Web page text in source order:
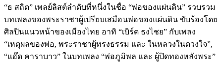
“ธ สถิต” เพลย์ลิสต์ลำดับที่หนึ่งในชื่อ “พ่อของแผ่นดิน” รวบรวม
บทเพลงของพระราชาผู้เปรียบเสมือนพ่อของแผ่นดิน ขับร้องโดย
ศิลปินแนวหน้าของเมืองไทย อาทิ “เบิร์ด ธงไชย” กับเพลง
“เหตุผลของพ่อ, พระราชาผู้ทรงธรรม และ ในหลวงในดวงใจ”,
“แอ๊ด คาราบาว” ในบทเพลง “พ่อภูมิพล และ ผู้ปิดทองหลังพระ”